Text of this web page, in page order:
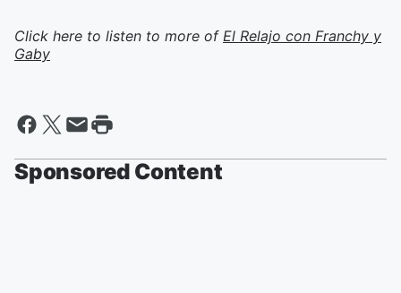
Click here to listen to more of El Relajo con Franchy y
Gaby
Sponsored Content